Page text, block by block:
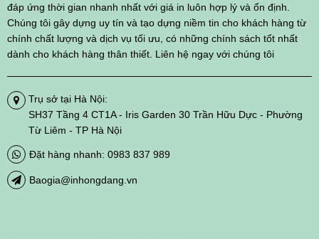
đáp ứng thời gian nhanh nhất với giá in luôn hợp lý và ổn định.
Chúng tôi gây dựng uy tín và tạo dựng niềm tin cho khách hàng từ
chính chất lượng và dịch vụ tối ưu, có những chính sách tốt nhất
dành cho khách hàng thân thiết. Liên hệ ngay với chúng tôi
Trụ sở tại Hà Nội:
SH37 Tầng 4 CT1A - Iris Garden 30 Trần Hữu Dực - Phường
Từ Liêm - TP Hà Nội
Đặt hàng nhanh: 0983 837 989
Baogia@inhongdang.vn